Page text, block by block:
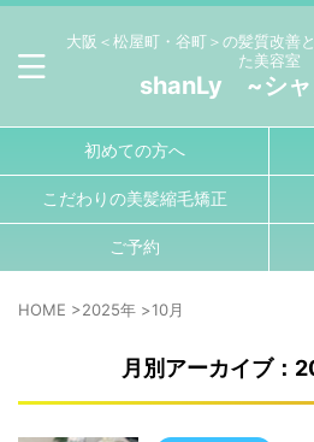
大阪＜松屋町・谷町＞の髪質改善
た美容室
shanLy ~シャ
初めての方へ
こだわりの美髪縮毛矯正
ご予約
HOME >2025年 >10月
月別アーカイブ：